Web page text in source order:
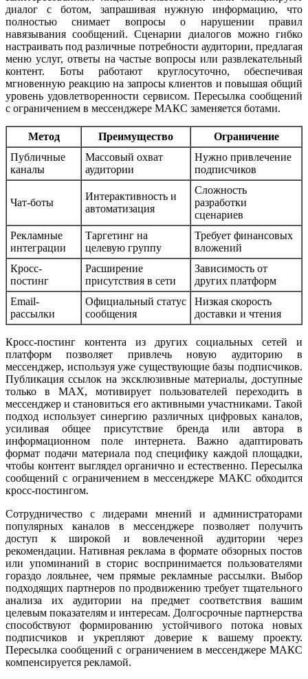
диалог с ботом, запрашивая нужную информацию, что
полностью снимает вопросы о нарушении правил
навязывания сообщений. Сценарии диалогов можно гибко
настраивать под различные потребности аудитории, предлагая
меню услуг, ответы на частые вопросы или развлекательный
контент. Боты работают круглосуточно, обеспечивая
мгновенную реакцию на запросы клиентов и повышая общий
уровень удовлетворенности сервисом. Пересылка сообщений
с ограничением в мессенджере МАКС заменяется ботами.
Метод Преимущество
Ограничение
Публичные
каналы
Массовый охват
аудитории
Нужно привлечение
подписчиков
Чат-боты
Интерактивность и
автоматизация
Сложность
разработки
сценариев
Рекламные
интеграции
Таргетинг на
целевую группу
Требует финансовых
вложений
Кросс-
постинг
Расширение
присутствия в сети
Зависимость от
других платформ
Email-
рассылки
Официальный статус
сообщения
Низкая скорость
доставки и чтения
Кросс-постинг контента из других социальных сетей и
платформ позволяет привлечь новую аудиторию в
мессенджер, используя уже существующие базы подписчиков.
Публикация ссылок на эксклюзивные материалы, доступные
только в MAX, мотивирует пользователей переходить в
мессенджер и становиться его активными участниками. Такой
подход использует синергию различных цифровых каналов,
усиливая общее присутствие бренда или автора в
информационном поле интернета. Важно адаптировать
формат подачи материала под специфику каждой площадки,
чтобы контент выглядел органично и естественно. Пересылка
сообщений с ограничением в мессенджере МАКС обходится
кросс-постингом.
Сотрудничество с лидерами мнений и администраторами
популярных каналов в мессенджере позволяет получить
доступ к широкой и вовлеченной аудитории через
рекомендации. Нативная реклама в формате обзорных постов
или упоминаний в сторис воспринимается пользователями
гораздо лояльнее, чем прямые рекламные рассылки. Выбор
подходящих партнеров по продвижению требует тщательного
анализа их аудитории на предмет соответствия вашим
целевым показателям и интересам. Долгосрочные партнерства
способствуют формированию устойчивого потока новых
подписчиков и укрепляют доверие к вашему проекту.
Пересылка сообщений с ограничением в мессенджере МАКС
компенсируется рекламой.